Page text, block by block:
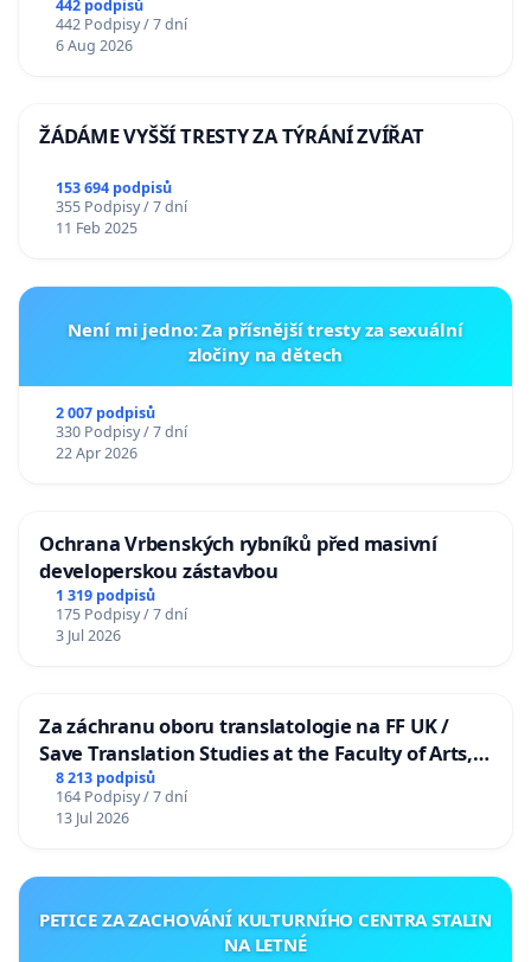
442 podpisů
442 Podpisy / 7 dní
6 Aug 2026
ŽÁDÁME VYŠŠÍ TRESTY ZA TÝRÁNÍ ZVÍŘAT
153 694 podpisů
355 Podpisy / 7 dní
11 Feb 2025
Není mi jedno: Za přísnější tresty za sexuální
zločiny na dětech
2 007 podpisů
330 Podpisy / 7 dní
22 Apr 2026
Ochrana Vrbenských rybníků před masivní
developerskou zástavbou
1 319 podpisů
175 Podpisy / 7 dní
3 Jul 2026
Za záchranu oboru translatologie na FF UK /
Save Translation Studies at the Faculty of Arts,
Charles University
8 213 podpisů
164 Podpisy / 7 dní
13 Jul 2026
PETICE ZA ZACHOVÁNÍ KULTURNÍHO CENTRA STALIN
NA LETNÉ